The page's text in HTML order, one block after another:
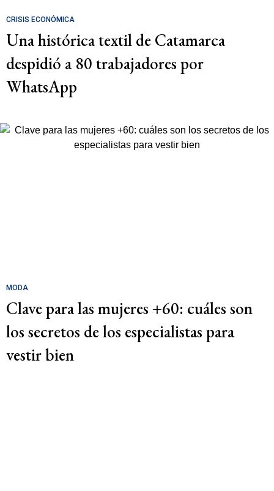
CRISIS ECONÓMICA
Una histórica textil de Catamarca
despidió a 80 trabajadores por
WhatsApp
MODA
Clave para las mujeres +60: cuáles son
los secretos de los especialistas para
vestir bien